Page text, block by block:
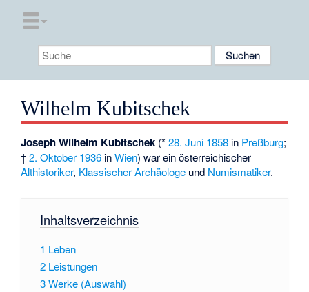
Wilhelm Kubitschek
Joseph Wilhelm Kubitschek (*28. Juni 1858 in Preßburg;
†2. Oktober 1936 inWien) war ein österreichischer
Althistoriker, Klassischer Archäologe und Numismatiker.
Inhaltsverzeichnis
1 Leben
2 Leistungen
3Werke (Auswahl)